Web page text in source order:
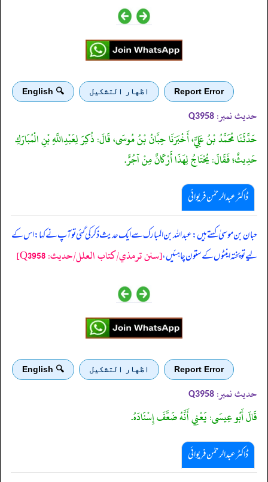
Report Error اظهار التشكيل 🔍 English
حدیث نمبر: Q3958
حَدَّثَنَا مُحَمَّدُ بْنُ عَلِيٍّ، أَخْبَرَنَا حِبَّانُ بْنُ مُوسَى، قَالَ: ذُكِرَ لِعَبْدِاللَّهِ بْنِ الْمُبَارَكِ
حَدِيثٌ؛ فَقَالَ: يُحْتَاجُ لِهَذَا أَرْكَانٌ مِنْ آجُرٍّ.
ڈاکٹر عبدالرحمٰن فریوائی
‏‏‏‏ حبان بن موسیٰ کہتے ہیں: عبداللہ بن المبارک سے ایک حدیث ذکر کی گئی تو آپ نے کہا: اس کے
لیے تو پختہ اینٹوں کے ستون چاہئیں،[سنن ترمذي/کتاب العلل/حدیث: Q3958]
Report Error اظهار التشكيل 🔍 English
حدیث نمبر: Q3958
قَالَ أَبُو عِيسَى: يَعْنِي أَنَّهُ ضَعَّفَ إِسْنَادَهُ.
ڈاکٹر عبدالرحمٰن فریوائی